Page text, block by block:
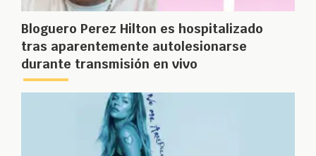
Bloguero Perez Hilton es hospitalizado
tras aparentemente autolesionarse
durante transmisión en vivo